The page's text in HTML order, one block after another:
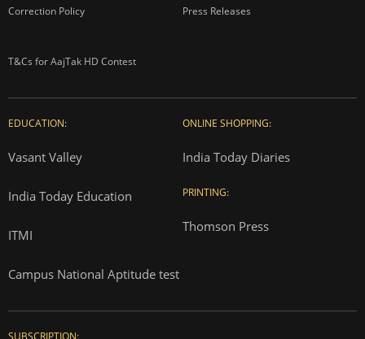
Correction Policy Press Releases
T&Cs for AajTak HD Contest
EDUCATION:
Vasant Valley
India Today Education
ITMI
Campus National Aptitude test
ONLINE SHOPPING:
India Today Diaries
PRINTING:
Thomson Press
SUBSCRIPTION: